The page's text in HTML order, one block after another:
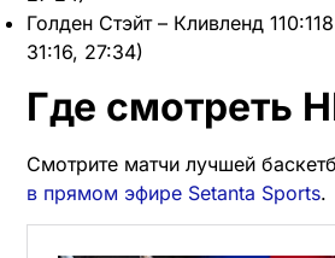
Голден Стэйт – Кливленд
31:16, 27:34)
Где смотреть
Смотрите матчи лучшей
в прямом эфире Setanta Sports.